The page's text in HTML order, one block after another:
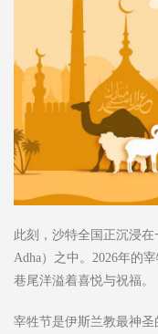
此刻，沙特全国正沉浸
Adha）之中。2026年的
巷尾洋溢着喜悦与祝福。
宰牲节是伊斯兰教最神